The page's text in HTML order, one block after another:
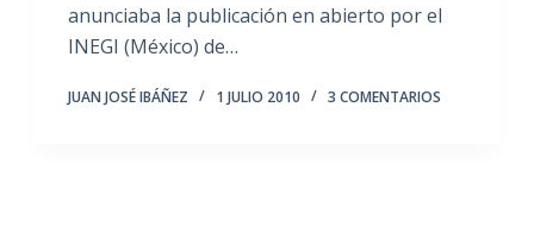
anunciaba la publicación en abierto por el
INEGI (México) de…
JUAN JOSÉ IBÁÑEZ 1 JULIO 2010 3 COMENTARIOS